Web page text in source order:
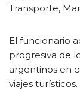
Transporte,
El funcionario
progresiva de
argentinos en
viajes turísticos.